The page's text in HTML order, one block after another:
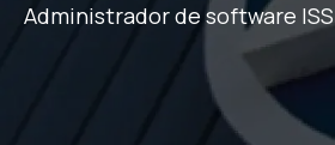
Administrador de software ISS